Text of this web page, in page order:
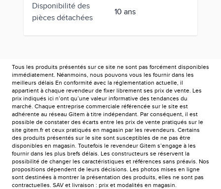
Disponibilité des
pièces détachées
10 ans
Tous les produits présentés sur ce site ne sont pas forcément disponibles
immédiatement. Néanmoins, nous pouvons vous les fournir dans les
meilleurs délais En conformité avec la réglementation actuelle, il
appartient à chaque revendeur de fixer librement ses prix de vente. Les
prix indiqués ici n’ont qu’une valeur informative des tendances du
marché. Chaque entreprise commerciale référencée sur le site est
adhérente au réseau Gitem à titre indépendant. Par conséquent, il est
possible de constater des écarts entre les prix de vente pratiqués sur le
site gitem.fr et ceux pratiqués en magasin par les revendeurs. Certains
des produits présentés sur le site sont susceptibles de ne pas être
disponibles en magasin. Toutefois le revendeur Gitem s’engage à les
fournir dans les plus brefs délais. Les constructeurs se réservent la
possibilité de changer les caractéristiques et références sans préavis. Nos
propositions dépendent de leurs décisions. Les photos mises en ligne
sont destinées à montrer la présentation des produits, elles ne sont pas
contractuelles. SAV et livraison : prix et modalités en magasin.